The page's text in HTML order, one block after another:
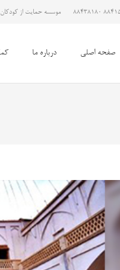
موسسه حمایت از کودکان
صفحه اصلی درباره ما